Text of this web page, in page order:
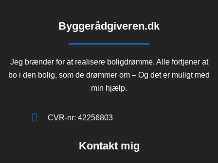
Byggerådgiveren.dk
Jeg brænder for at realisere boligdrømme. Alle fortjener at
bo i den bolig, som de drømmer om – Og det er muligt med
min hjælp.
CVR-nr: 42256803
Kontakt mig